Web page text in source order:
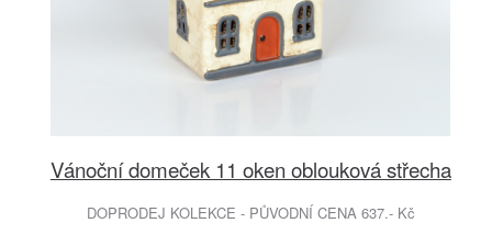
Vánoční domeček 11 oken oblouková střecha
DOPRODEJ KOLEKCE - PŮVODNÍ CENA 637.- Kč